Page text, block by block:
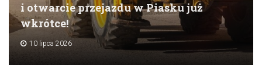
i otwarcie przejazdu w Piasku już
wkrótce!
10 lipca 2026